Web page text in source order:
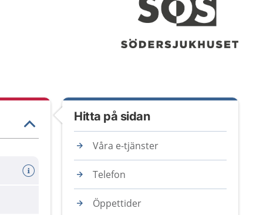
Hitta på sidan
Våra e-tjänster
Telefon
Öppettider